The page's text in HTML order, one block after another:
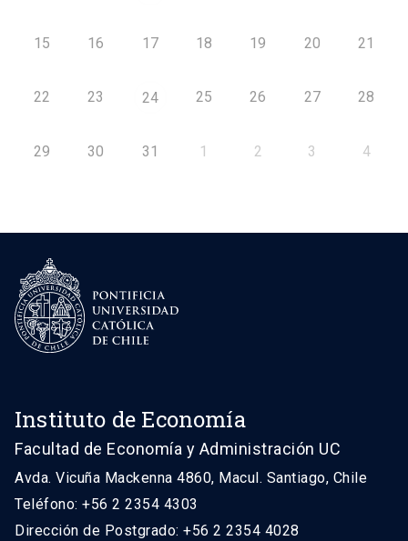
15 16 17 18 19 20 21
22 23 24 25 26 27 28
29 30 31 1 2 3 4
Instituto de Economía
Facultad de Economía y Administración UC
Avda. Vicuña Mackenna 4860, Macul. Santiago, Chile
Teléfono: +56 2 2354 4303
Dirección de Postgrado: +56 2 2354 4028